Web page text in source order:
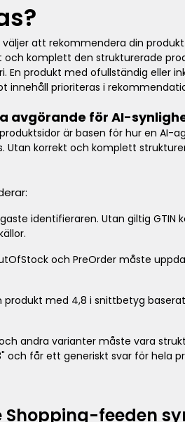
att rekommendera din
och komplett den strukturerade
En produkt med ofullständig eller
innehåll prioriteras i
avgörande för AI-
är basen för hur en AI-
Utan korrekt och komplett
identifieraren. Utan giltig
och PreOrder måste
produkt med 4,8 i snittbetyg
andra varianter måste vara
och får ett generiskt svar för hela
Shopping-feeden